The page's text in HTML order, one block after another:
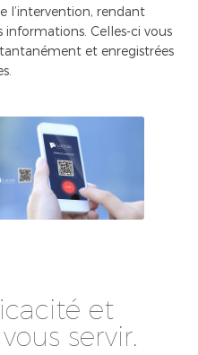
l’intervention, rendant
Celles-ci vous
et enregistrées
et
servir.